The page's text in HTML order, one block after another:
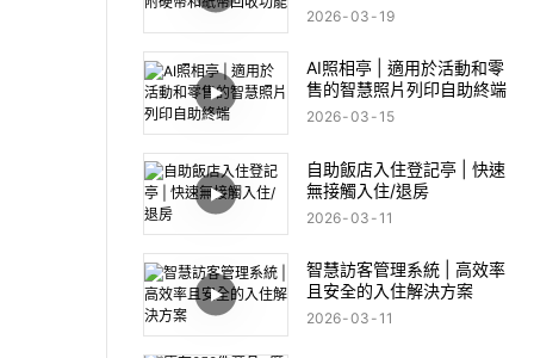
2026 03 19
AI照相亭 | 適用於活動和零
售的智慧照片列印自助終端
2026 03 15
自助飯店入住登記亭 | 快速
無接觸入住/退房
2026 03 11
智慧訪客管理系統 | 高效率
且安全的入住解決方案
2026 03 11